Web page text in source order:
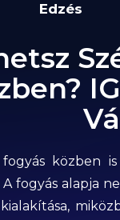
Edzés
közben
A fogyás alapja